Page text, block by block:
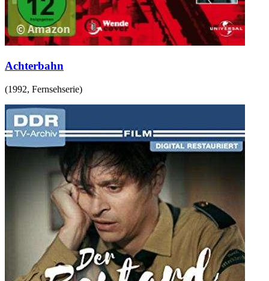
Achterbahn
(1992, Fernsehserie)